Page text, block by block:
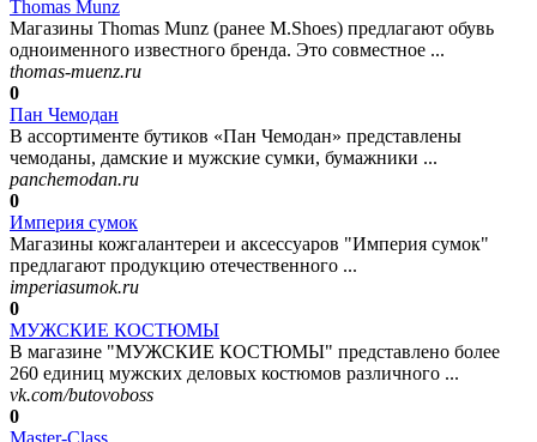
Thomas Munz
Магазины Thomas Munz (ранее M.Shoes) предлагают обувь
одноименного известного бренда. Это совместное ...
thomas-muenz.ru
0
Пан Чемодан
В ассортименте бутиков «Пан Чемодан» представлены
чемоданы, дамские и мужские сумки, бумажники ...
panchemodan.ru
0
Империя сумок
Магазины кожгалантереи и аксессуаров "Империя сумок"
предлагают продукцию отечественного ...
imperiasumok.ru
0
МУЖСКИЕ КОСТЮМЫ
В магазине "МУЖСКИЕ КОСТЮМЫ" представлено более
260 единиц мужских деловых костюмов различного ...
vk.com/butovoboss
0
Master-Class